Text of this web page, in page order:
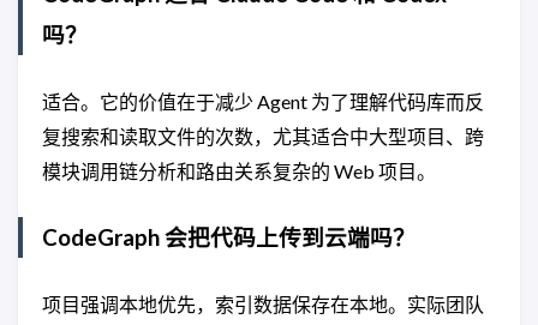
吗？
适合。它的价值在于减少 Agent 为了理解代码库而反
复搜索和读取文件的次数，尤其适合中大型项目、跨
模块调用链分析和路由关系复杂的 Web 项目。
CodeGraph 会把代码上传到云端吗？
项目强调本地优先，索引数据保存在本地。实际团队